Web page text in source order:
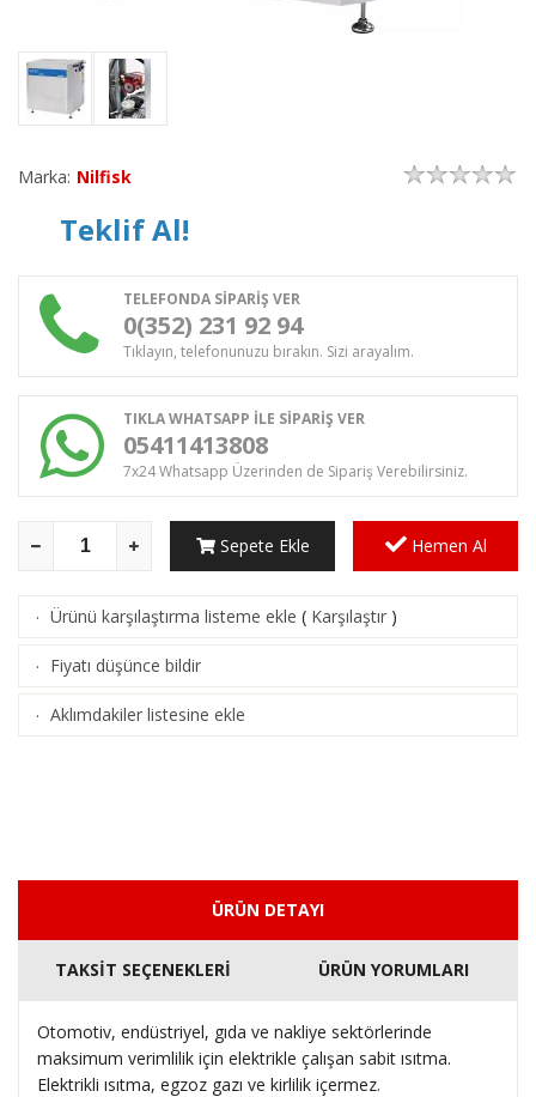
Marka: Nilfisk
Teklif Al!
TELEFONDA SİPARİŞ VER
0(352) 231 92 94
Tıklayın, telefonunuzu bırakın. Sizi arayalım.
TIKLA WHATSAPP İLE SİPARİŞ VER
05411413808
7x24 Whatsapp Üzerinden de Sipariş Verebilirsiniz.
Sepete Ekle Hemen Al
· Ürünü karşılaştırma listeme ekle ( Karşılaştır )
· Fiyatı düşünce bildir
· Aklımdakiler listesine ekle
ÜRÜN DETAYI
TAKSİT SEÇENEKLERİ ÜRÜN YORUMLARI
Otomotiv, endüstriyel, gıda ve nakliye sektörlerinde
maksimum verimlilik için elektrikle çalışan sabit ısıtma.
Elektrikli ısıtma, egzoz gazı ve kirlilik içermez.